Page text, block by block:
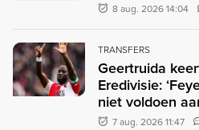
8 aug. 2026 14:04
TRANSFERS
Geertruida
Eredivisie:
niet voldoen
7 aug. 2026 11:47